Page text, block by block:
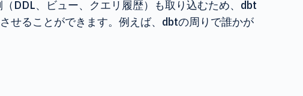
DDL、ビュー、クエリ履歴）も取り込むため、dbt
せることができます。例えば、dbtの周りで誰かが